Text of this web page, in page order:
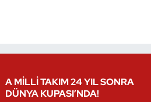
A MİLLİ TAKIM 24 YIL SONRA
DÜNYA KUPASI’NDA!